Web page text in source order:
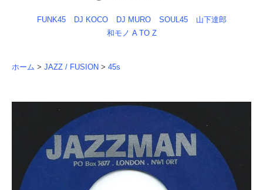
FUNK45 DJ KOCO DJ MURO SOUL45
山下達郎
和モノ A TO Z
ホーム > JAZZ / FUSION > 45s